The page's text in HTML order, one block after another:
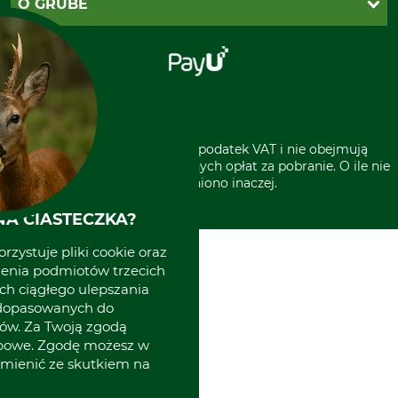
Regulamin sklepu
Klauzula RODO
Odstąpienie od zamówienia
Za pobraniem (z dopłatą)
Polecenie zapłaty SEPA
O GRUBE
Sklep stacjonarny
Kontakt
Grube w Europie
* Wszystkie ceny zawierają podatek VAT i nie obejmują
kosztów wysyłki lub ewentualnych opłat za pobranie. O ile nie
wyszczególniono inaczej.
CIASTECZKA?
pliki cookie oraz
podmiotów trzecich
ciągłego ulepszania
do
Za Twoją zgodą
Zgodę możesz w
ze skutkiem na